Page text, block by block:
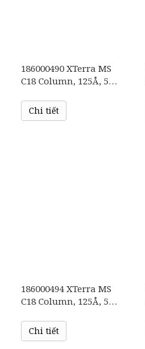
186000490 XTerra MS
C18 Column, 125Å, 5
1/pkChi tiết
186000494 XTerra MS
C18 Column, 125Å, 5
1/pkChi tiết